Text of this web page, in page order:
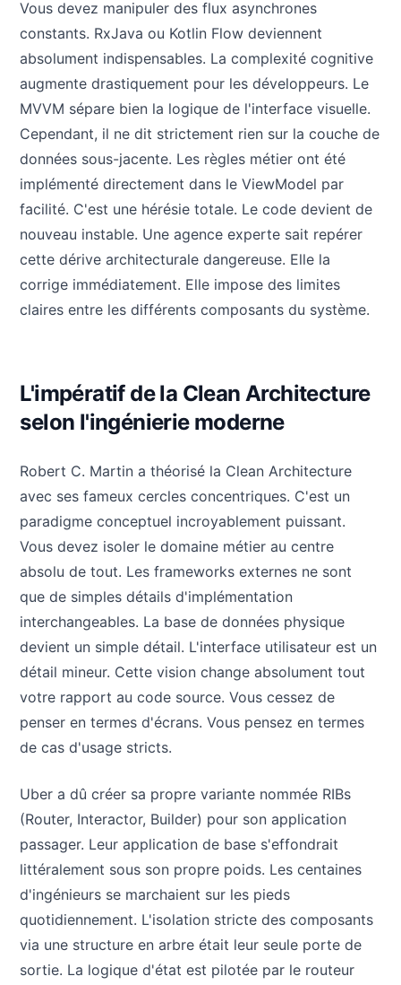
Vous devez manipuler des flux asynchrones
constants. RxJava ou Kotlin Flow deviennent
absolument indispensables. La complexité cognitive
augmente drastiquement pour les développeurs. Le
MVVM sépare bien la logique de l'interface visuelle.
Cependant, il ne dit strictement rien sur la couche de
données sous-jacente. Les règles métier ont été
implémenté directement dans le ViewModel par
facilité. C'est une hérésie totale. Le code devient de
nouveau instable. Une agence experte sait repérer
cette dérive architecturale dangereuse. Elle la
corrige immédiatement. Elle impose des limites
claires entre les différents composants du système.
L'impératif de la Clean Architecture
selon l'ingénierie moderne
Robert C. Martin a théorisé la Clean Architecture
avec ses fameux cercles concentriques. C'est un
paradigme conceptuel incroyablement puissant.
Vous devez isoler le domaine métier au centre
absolu de tout. Les frameworks externes ne sont
que de simples détails d'implémentation
interchangeables. La base de données physique
devient un simple détail. L'interface utilisateur est un
détail mineur. Cette vision change absolument tout
votre rapport au code source. Vous cessez de
penser en termes d'écrans. Vous pensez en termes
de cas d'usage stricts.
Uber a dû créer sa propre variante nommée RIBs
(Router, Interactor, Builder) pour son application
passager. Leur application de base s'effondrait
littéralement sous son propre poids. Les centaines
d'ingénieurs se marchaient sur les pieds
quotidiennement. L'isolation stricte des composants
via une structure en arbre était leur seule porte de
sortie. La logique d'état est pilotée par le routeur